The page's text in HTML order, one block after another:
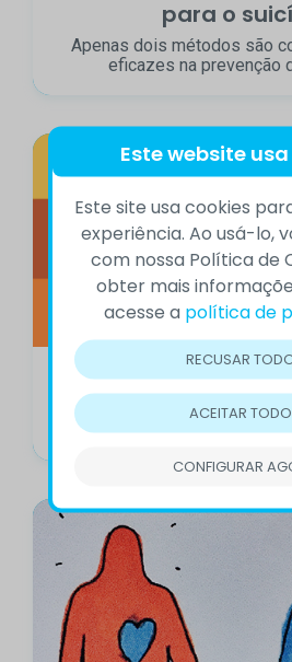
para o
Apenas dois métodos são
eficazes na prevenção
Suicídio ainda é
A taxa de suicídios no Brasil
quatro anos,
Este website
Este site usa cookies
experiência. Ao usá-lo,
com nossa Política de
obter mais
acesse a política de
RECUSAR
ACEITAR
CONFIGURAR